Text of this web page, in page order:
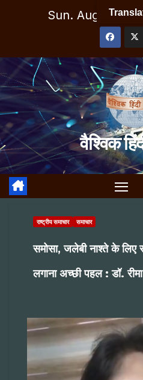
Sun. Aug 9th,
वैश्विक
राष्ट्रीय समाचार समाचार
समोसा, जलेबी नाश्ते के लिए
लगाना अच्छी पहल : डॉ.